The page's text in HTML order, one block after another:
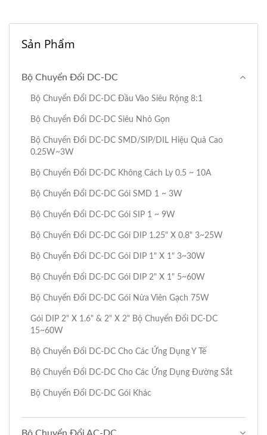
Sản Phẩm
Bộ Chuyển Đổi DC-DC
Bộ Chuyển Đổi DC-DC Đầu Vào Siêu Rộng 8:1
Bộ Chuyển Đổi DC-DC Siêu Nhỏ Gọn
Bộ Chuyển Đổi DC-DC SMD/SIP/DIL Hiệu Quả Cao
0.25W~3W
Bộ Chuyển Đổi DC-DC Không Cách Ly 0.5 ~ 10A
Bộ Chuyển Đổi DC-DC Gói SMD 1 ~ 3W
Bộ Chuyển Đổi DC-DC Gói SIP 1 ~ 9W
Bộ Chuyển Đổi DC-DC Gói DIP 1.25" X 0.8" 3~25W
Bộ Chuyển Đổi DC-DC Gói DIP 1" X 1" 3~30W
Bộ Chuyển Đổi DC-DC Gói DIP 2" X 1" 5~60W
Bộ Chuyển Đổi DC-DC Gói Nửa Viên Gạch 75W
Gói DIP 2" X 1.6" & 2" X 2" Bộ Chuyển Đổi DC-DC
15~60W
Bộ Chuyển Đổi DC-DC Cho Các Ứng Dụng Y Tế
Bộ Chuyển Đổi DC-DC Cho Các Ứng Dụng Đường Sắt
Bộ Chuyển Đổi DC-DC Gói Khác